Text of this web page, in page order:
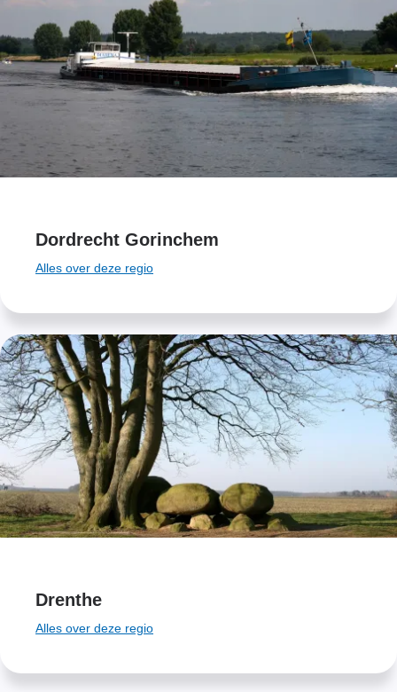
Dordrecht Gorinchem
Alles over deze regio
Drenthe
Alles over deze regio